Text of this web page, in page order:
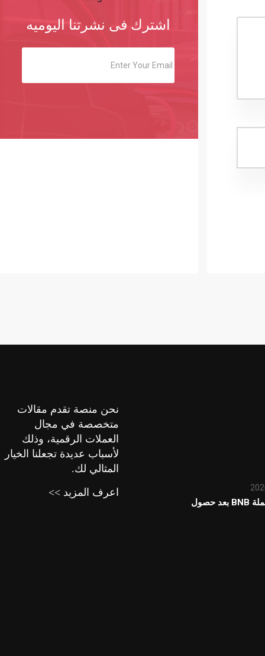
اشترك فى نشرتنا اليوميه
توقعات سعر عملة BNB بعد حصول
نحن منصة تقدم مقالات
متخصصة في مجال
العملات الرقمية، وذلك
لأسباب عديدة تجعلنا الخيار
المثالي لك.
اعرف المزيد >>